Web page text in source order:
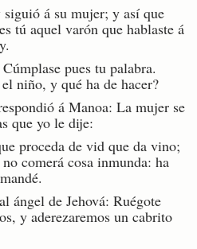
á su mujer; y así que
tú aquel varón que hablaste á
pues tu palabra.
niño, y qué ha de hacer?
á Manoa: La mujer se
que yo le dije:
proceda de vid que da vino;
comerá cosa inmunda: ha
ángel de Jehová: Ruégote
y aderezaremos un cabrito